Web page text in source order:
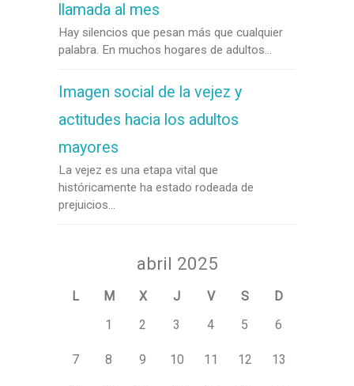
llamada al mes
Hay silencios que pesan más que cualquier
palabra. En muchos hogares de adultos...
Imagen social de la vejez y
actitudes hacia los adultos
mayores
La vejez es una etapa vital que
históricamente ha estado rodeada de
prejuicios...
abril 2025
L M X J V S
D
1
2 3 4 5 6
7 8 9 10 11 12 13